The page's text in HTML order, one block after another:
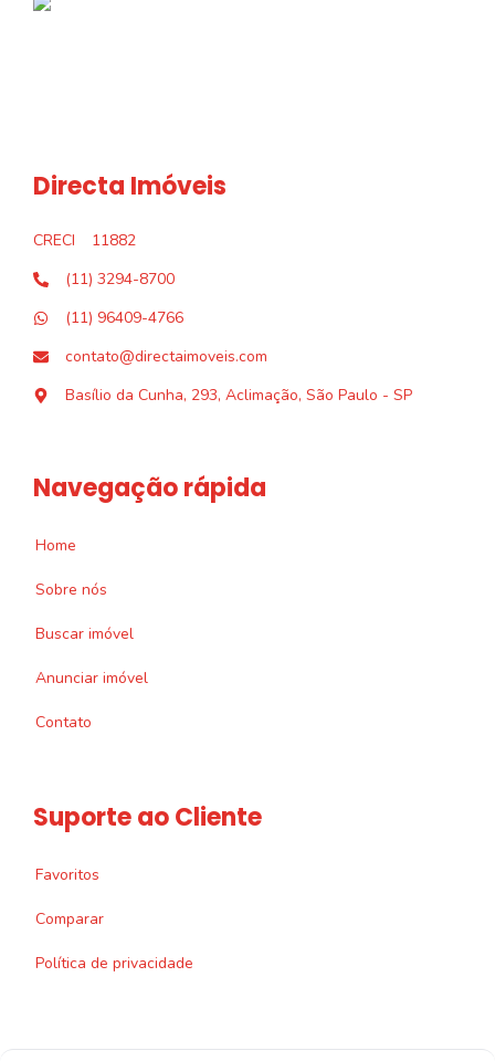
Directa Imóveis
CRECI
11882
(11) 3294-8700
(11) 96409-4766
contato@directaimoveis.com
Basílio da Cunha, 293, Aclimação, São Paulo - SP
Navegação rápida
Home
Sobre nós
Buscar imóvel
Anunciar imóvel
Contato
Suporte ao Cliente
Favoritos
Comparar
Política de privacidade